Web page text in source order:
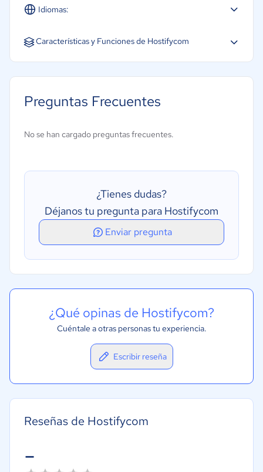
Idiomas:
Español Inglés Portugués
Características y Funciones de Hostifycom
Gestión de documentos
Portal de arrendatarios
Procesamiento de pagos
Seguimiento de arrendatarios
Preguntas Frecuentes
No se han cargado preguntas frecuentes.
¿Tienes dudas?
Déjanos tu pregunta para Hostifycom
Enviar pregunta
¿Qué opinas de Hostifycom?
Cuéntale a otras personas tu experiencia.
Escribir reseña
Reseñas de Hostifycom
-